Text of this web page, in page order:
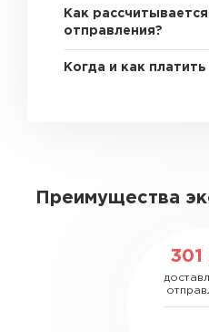
Как
отправления?
Когда и как
Преимущества
301